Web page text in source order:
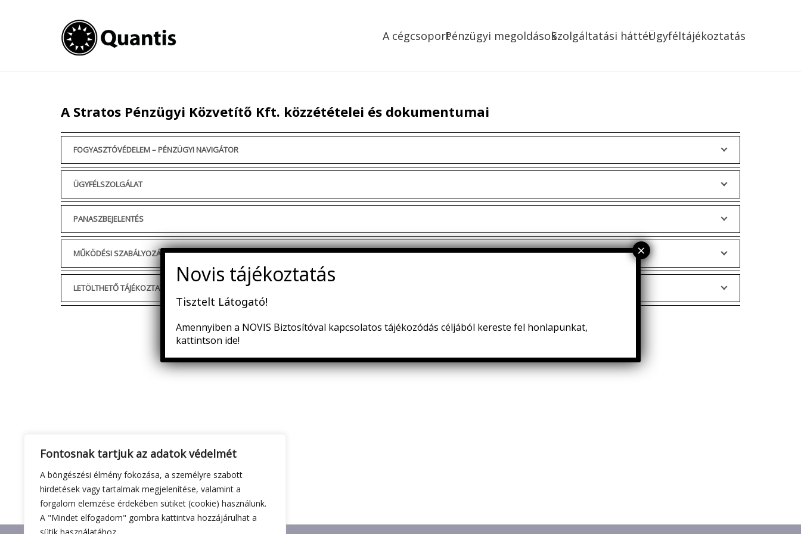
Fontosnak tartjuk az adatok védelmét
A böngészési élmény fokozása, a személyre szabott
hirdetések vagy tartalmak megjelenítése, valamint a
forgalom elemzése érdekében sütiket (cookie) használunk.
A "Mindet elfogadom" gombra kattintva hozzájárulhat a
A cégcsoportPénzügyi megoldásokSzolgáltatási háttérÜgyféltájékoztatás
A Stratos Pénzügyi Közvetítő Kft. közzétételei és dokumentumai
FOGYASZTÓVÉDELEM – PÉNZÜGYI NAVIGÁTOR
ÜGYFÉLSZOLGÁLAT
PANASZBEJELENTÉS
MŰKÖDÉSI SZABÁLYOZÁS
LETÖLTHETŐ TÁJÉKOZTATÓK, NYOMTATVÁNYOK
Tisztelt Látogató!
Amennyiben a NOVIS Biztosítóval kapcsolatos tájékozódás céljából kereste fel honlapunkat,
kattintson ide!